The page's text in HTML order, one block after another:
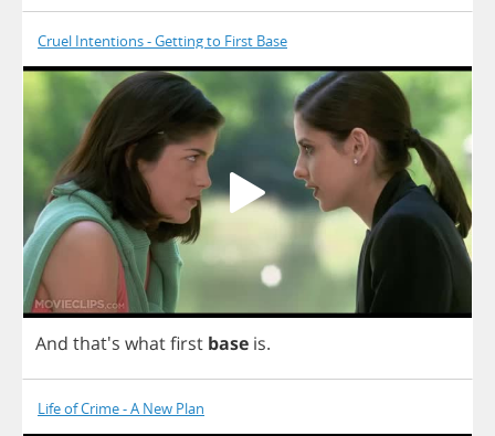
Cruel Intentions - Getting to First Base
And that's whatfirst base is.
Life of Crime - A New Plan